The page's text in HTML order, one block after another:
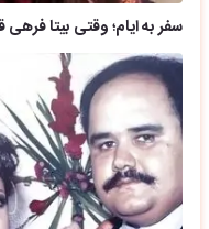
سفر به ایام؛ وقتی بیتا فرهی